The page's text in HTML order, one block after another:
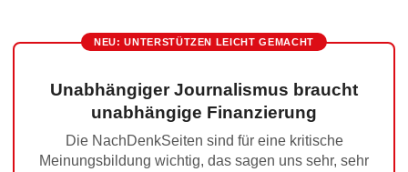
NEU: UNTERSTÜTZEN LEICHT GEMACHT
Unabhängiger Journalismus braucht
unabhängige Finanzierung
Die NachDenkSeiten sind für eine kritische
Meinungsbildung wichtig, das sagen uns sehr, sehr